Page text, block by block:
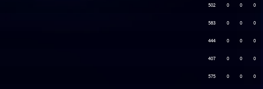
502 0 0 0
583 0 0 0
444 0 0 0
407 0 0 0
575 0 0 0